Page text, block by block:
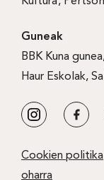
Guneak
BBK Kuna gunea
Haur Eskolak,
Cookien politika
oharra